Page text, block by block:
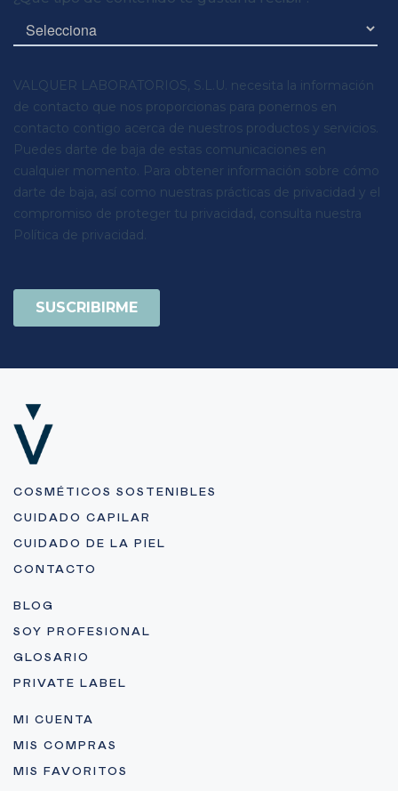
COSMÉTICOS SOSTENIBLES
CUIDADO CAPILAR
CUIDADO DE LA PIEL
CONTACTO
BLOG
SOY PROFESIONAL
GLOSARIO
PRIVATE LABEL
MI CUENTA
MIS COMPRAS
MIS FAVORITOS